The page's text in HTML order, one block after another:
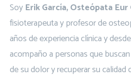
Soy Erik García, Osteópata
fisioterapeuta y profesor de
años de experiencia clínica y
acompaño a personas que
de su dolor y recuperar su calidad